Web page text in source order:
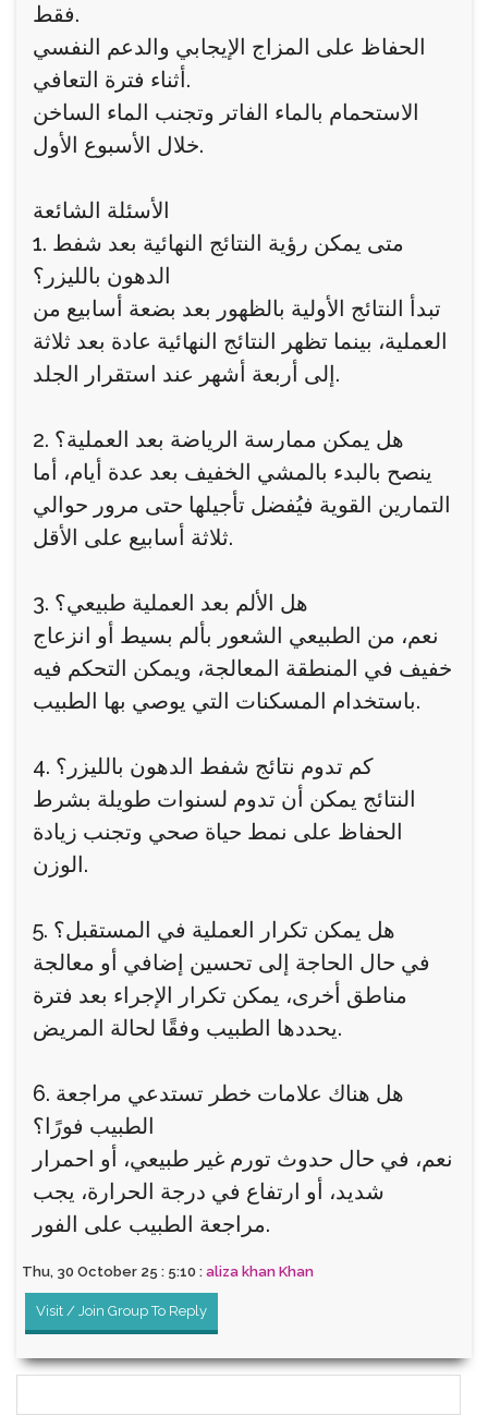
فقط.
الحفاظ على المزاج الإيجابي والدعم النفسي
أثناء فترة التعافي.
الاستحمام بالماء الفاتر وتجنب الماء الساخن
خلال الأسبوع الأول.
الأسئلة الشائعة
1. متى يمكن رؤية النتائج النهائية بعد شفط
الدهون بالليزر؟
تبدأ النتائج الأولية بالظهور بعد بضعة أسابيع من
العملية، بينما تظهر النتائج النهائية عادة بعد ثلاثة
إلى أربعة أشهر عند استقرار الجلد.
2. هل يمكن ممارسة الرياضة بعد العملية؟
ينصح بالبدء بالمشي الخفيف بعد عدة أيام، أما
التمارين القوية فيُفضل تأجيلها حتى مرور حوالي
ثلاثة أسابيع على الأقل.
3. هل الألم بعد العملية طبيعي؟
نعم، من الطبيعي الشعور بألم بسيط أو انزعاج
خفيف في المنطقة المعالجة، ويمكن التحكم فيه
باستخدام المسكنات التي يوصي بها الطبيب.
4. كم تدوم نتائج شفط الدهون بالليزر؟
النتائج يمكن أن تدوم لسنوات طويلة بشرط
الحفاظ على نمط حياة صحي وتجنب زيادة
الوزن.
5. هل يمكن تكرار العملية في المستقبل؟
في حال الحاجة إلى تحسين إضافي أو معالجة
مناطق أخرى، يمكن تكرار الإجراء بعد فترة
يحددها الطبيب وفقًا لحالة المريض.
6. هل هناك علامات خطر تستدعي مراجعة
الطبيب فورًا؟
نعم، في حال حدوث تورم غير طبيعي، أو احمرار
شديد، أو ارتفاع في درجة الحرارة، يجب
مراجعة الطبيب على الفور.
Thu, 30 October 25 : 5:10 : aliza khan Khan
Visit / Join Group To Reply